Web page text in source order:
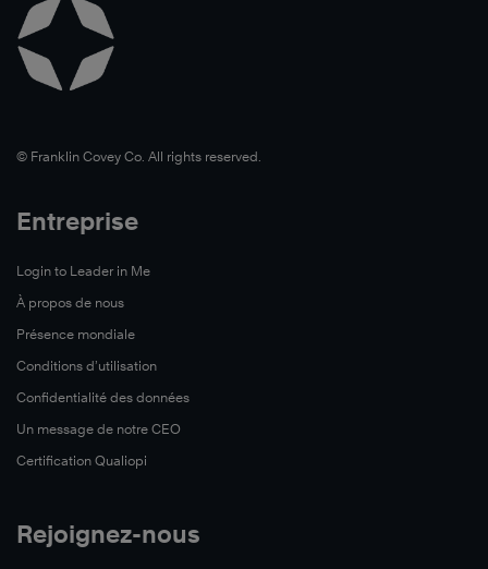
©️ Franklin Covey Co. All rights reserved.
Entreprise
Login to Leader in Me
À propos de nous
Présence mondiale
Conditions d’utilisation
Confidentialité des données
Un message de notre CEO
Certification Qualiopi
Rejoignez-nous